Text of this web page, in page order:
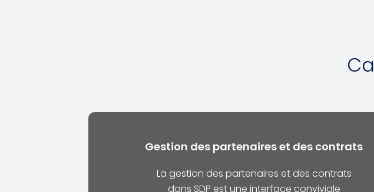
Gestion des partenaires et des contrats
La gestion des partenaires et des contrats
dans SDP est une interface conviviale